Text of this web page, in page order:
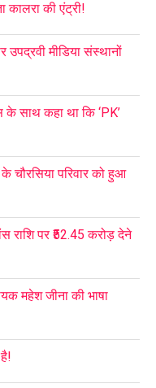
की एंट्री!
मीडिया संस्थानों
के साथ कहा था कि ‘PK’
चौरसिया परिवार को हुआ
राशि पर ₹52.45 करोड़ देने
महेश जीना की भाषा